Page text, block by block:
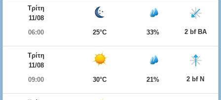
Τρίτη
11/08
06:00
25°C 33% 2 bf ΒΑ
Τρίτη
11/08
09:00
30°C 21% 2 bf Ν